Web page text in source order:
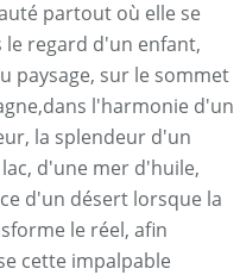
partout où elle se
le regard d'un enfant,
paysage, sur le sommet
l'harmonie d'un
la splendeur d'un
d'une mer d'huile,
d'un désert lorsque la
le réel, afin
cette impalpable